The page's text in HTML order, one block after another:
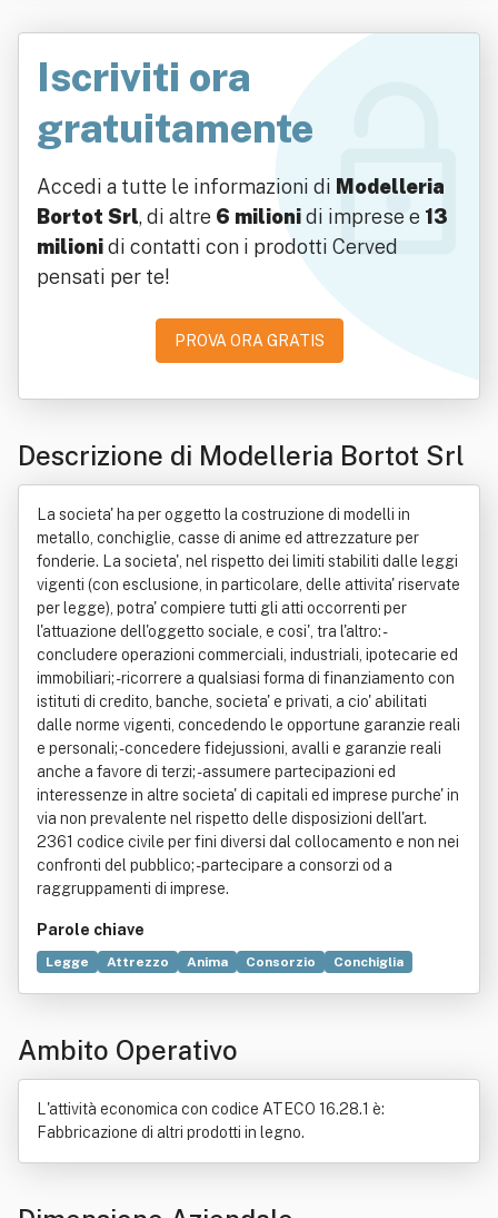
Iscriviti ora
gratuitamente
Accedi a tutte le informazioni di Modelleria
Bortot Srl, di altre 6 milionidi imprese e 13
milionidi contatti con i prodotti Cerved
pensati per te!
PROVA ORA GRATIS
Descrizione di Modelleria Bortot Srl
La societa' ha per oggetto la costruzione di modelli in
metallo, conchiglie, casse di anime ed attrezzature per
fonderie. La societa', nel rispetto dei limiti stabiliti dalle leggi
vigenti (con esclusione, in particolare, delle attivita' riservate
per legge), potra' compiere tutti gli atti occorrenti per
l'attuazione dell'oggetto sociale, e cosi', tra l'altro: -
concludere operazioni commerciali, industriali, ipotecarie ed
immobiliari; - ricorrere a qualsiasi forma di finanziamento con
istituti di credito, banche, societa' e privati, a cio' abilitati
dalle norme vigenti, concedendo le opportune garanzie reali
e personali; - concedere fidejussioni, avalli e garanzie reali
anche a favore di terzi; - assumere partecipazioni ed
interessenze in altre societa' di capitali ed imprese purche' in
via non prevalente nel rispetto delle disposizioni dell'art.
2361 codice civile per fini diversi dal collocamento e non nei
confronti del pubblico; - partecipare a consorzi od a
raggruppamenti di imprese.
Parole chiave
Legge Attrezzo Anima Consorzio
Conchiglia
Ambito Operativo
L'attività economica con codice ATECO 16.28.1 è:
Fabbricazione di altri prodotti in legno.